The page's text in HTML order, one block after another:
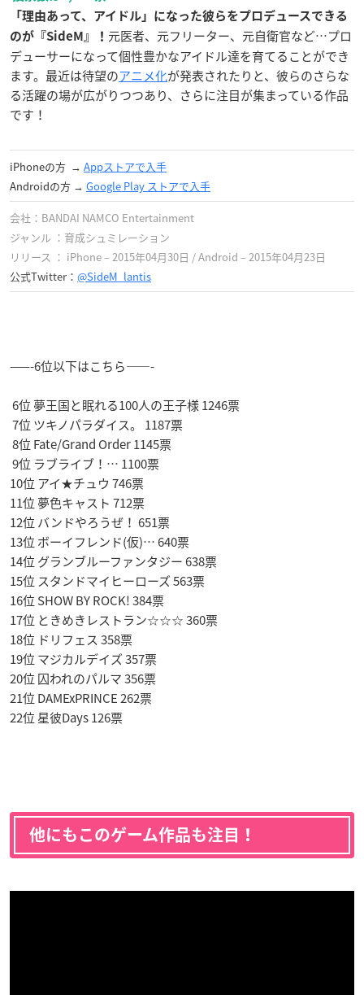
「理由あって、アイドル」になった彼らをプロデュースできる
のが『SideM』！ 元医者、元フリーター、元自衛官など…プロ
デューサーになって個性豊かなアイドル達を育てることができ
ます。最近は待望のアニメ化が発表されたりと、彼らのさらな
る活躍の場が広がりつつあり、さらに注目が集まっている作品
です！
iPhoneの方 → Appストアで入手
Androidの方 → Google Play ストア‎で入手
会社：BANDAI NAMCO Entertainment
ジャンル ：育成シュミレーション
リリース ： iPhone – 2015年04月30日 / Android – 2015年04月23日
公式Twitter： @SideM_lantis
——-6位以下はこちら——-
6位 夢王国と眠れる100人の王子様 1246票
7位 ツキノパラダイス。 1187票
8位 Fate/Grand Order 1145票
9位 ラブライブ！… 1100票
10位 アイ★チュウ 746票
11位 夢色キャスト 712票
12位 バンドやろうぜ！ 651票
13位 ボーイフレンド(仮)… 640票
14位 グランブルーファンタジー 638票
15位 スタンドマイヒーローズ 563票
16位 SHOW BY ROCK! 384票
17位 ときめきレストラン☆☆☆ 360票
18位 ドリフェス 358票
19位 マジカルデイズ 357票
20位 囚われのパルマ 356票
21位 DAMExPRINCE 262票
22位 星彼Days 126票
他にもこのゲーム作品も注目！